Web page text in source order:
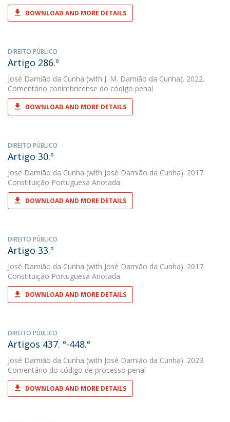
DOWNLOAD AND MORE DETAILS
DIREITO PÚBLICO
Artigo 286.º
José Damião da Cunha (with J. M. Damião da Cunha). 2022.
Comentário conimbricense do código penal
DOWNLOAD AND MORE DETAILS
DIREITO PÚBLICO
Artigo 30.º
José Damião da Cunha (with José Damião da Cunha). 2017.
Constituição Portuguesa Anotada
DOWNLOAD AND MORE DETAILS
DIREITO PÚBLICO
Artigo 33.º
José Damião da Cunha (with José Damião da Cunha). 2017.
Constituição Portuguesa Anotada
DOWNLOAD AND MORE DETAILS
DIREITO PÚBLICO
Artigos 437. º-448.º
José Damião da Cunha (with José Damião da Cunha). 2023.
Comentário do código de processo penal
DOWNLOAD AND MORE DETAILS